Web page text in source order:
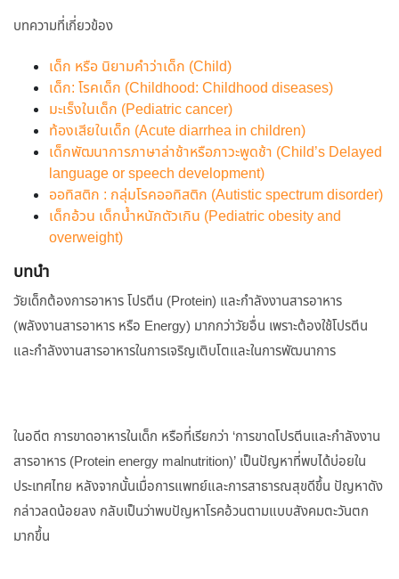
บทความที่เกี่ยวข้อง
เด็ก หรือ นิยามคำว่าเด็ก (Child)
เด็ก: โรคเด็ก (Childhood: Childhood diseases)
มะเร็งในเด็ก (Pediatric cancer)
ท้องเสียในเด็ก (Acute diarrhea in children)
เด็กพัฒนาการภาษาล่าช้าหรือภาวะพูดช้า (Child’s Delayed
language or speech development)
ออทิสติก : กลุ่มโรคออทิสติก (Autistic spectrum disorder)
เด็กอ้วน เด็กน้ำหนักตัวเกิน (Pediatric obesity and
overweight)
บทนำ
วัยเด็กต้องการอาหาร โปรตีน (Protein) และกำลังงานสารอาหาร
(พลังงานสารอาหาร หรือ Energy) มากกว่าวัยอื่น เพราะต้องใช้โปรตีน
และกำลังงานสารอาหารในการเจริญเติบโตและในการพัฒนาการ
ในอดีต การขาดอาหารในเด็ก หรือที่เรียกว่า ‘การขาดโปรตีนและกำลังงาน
สารอาหาร (Protein energy malnutrition)’ เป็นปัญหาที่พบได้บ่อยใน
ประเทศไทย หลังจากนั้นเมื่อการแพทย์และการสาธารณสุขดีขึ้น ปัญหาดัง
กล่าวลดน้อยลง กลับเป็นว่าพบปัญหาโรคอ้วนตามแบบสังคมตะวันตก
มากขึ้น